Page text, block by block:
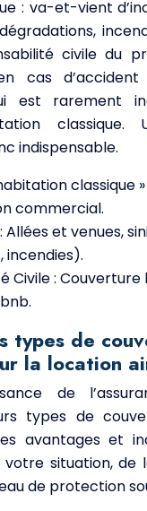
: va-et-vient
civile du
cas
est rarement
classique.
indispensable.
classique »
commercial.
Allées et venues,
incendies).
Civile :
types de
la location
de
types de
avantages et
situation, de
de protection